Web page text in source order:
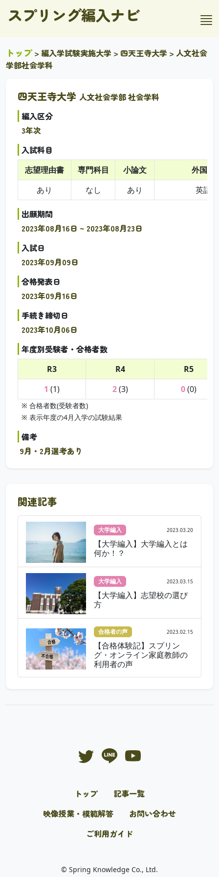
スプリング編入ナビ
トップ> 編入学試験実施大学 > 四天王寺大学 > 人文社会
学部社会学科
四天王寺大学 人文社会学部 社会学科
編入区分
3年次
入試科目
志望理由書 専門科目 小論文
外国語
あり
なし あり 英語
出願期間
2023年08月16日 ~ 2023年08月23日
入試日
2023年09月09日
合格発表日
2023年09月16日
手続き締切日
2023年10月06日
年度別受験者・合格者数
R3 R4
R5
1 (1) 2(3) 0(0)
※ 合格者数(受験者数)
※ 表示年度の4月入学の試験結果
備考
9月・2月選考あり
関連記事
大学編入 2023.03.20
【大学編入】大学編入とは
何か！？
大学編入 2023.03.15
【大学編入】志望校の選び
方
合格者の声 2023.02.15
【合格体験記】スプリン
グ・オンライン家庭教師の
利用者の声
トップ
記事一覧
映像授業・模範解答
お問い合わせ
ご利用ガイド
© Spring Knowledge Co., Ltd.